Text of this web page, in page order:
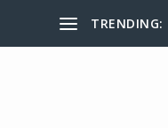
TRENDING: